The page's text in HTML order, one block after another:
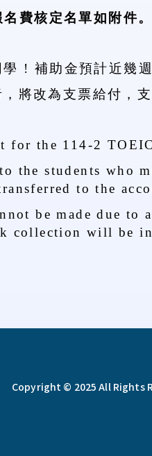
費核定名單如附件。
! 補助金預計近幾週
將改為支票給付，
for the 114-2
the students who
to the
be made due to
collection will be
Copyright © 2025 All Rights